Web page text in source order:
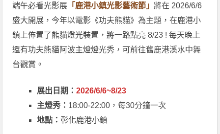
端午必看光影展 「鹿港小鎮光影藝術節」將在 2026/6/6
盛大開展，今年以電影《功夫熊貓》為主題，在鹿港小
鎮上佈置了熊貓燈光裝置，將一路點亮 8/23 ! 每天晚上
還有功夫熊貓阿波主燈燈光秀，可前往舊鹿港溪水中舞
台觀賞。
展出日期：2026/6/6~8/23
主燈秀： 18:00-22:00，每30分鐘一次
地點：彰化鹿港小鎮